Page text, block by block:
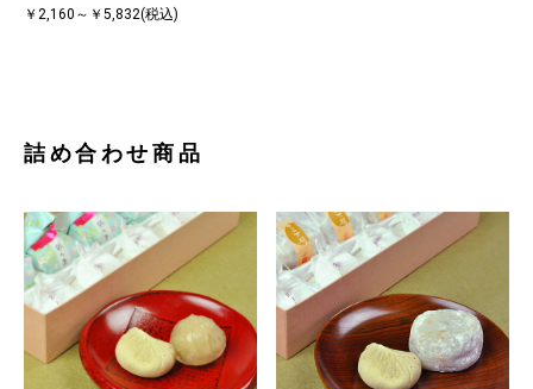
￥2,160～￥5,832(税込)
詰め合わせ商品